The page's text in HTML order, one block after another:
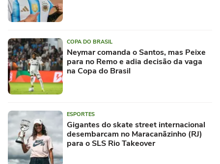
COPA DO BRASIL
Neymar comanda o Santos, mas Peixe
para no Remo e adia decisão da vaga
na Copa do Brasil
ESPORTES
Gigantes do skate street internacional
desembarcam no Maracanãzinho (RJ)
para o SLS Rio Takeover